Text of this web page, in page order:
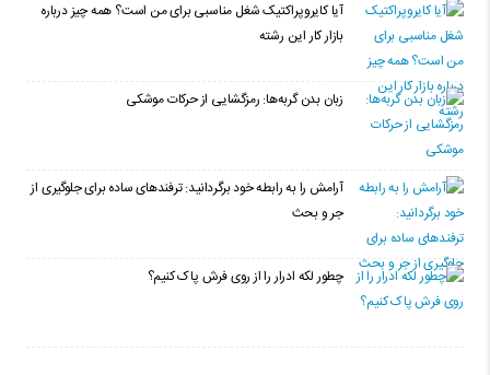
آیا کایروپراکتیک شغل مناسبی برای من است؟ همه چیز درباره
بازار کار این رشته
زبان بدن گربه‌ها: رمزگشایی از حرکات موشکی
آرامش را به رابطه خود برگردانید: ترفندهای ساده برای جلوگیری از
جر و بحث
چطور لکه ادرار را از روی فرش پاک کنیم؟